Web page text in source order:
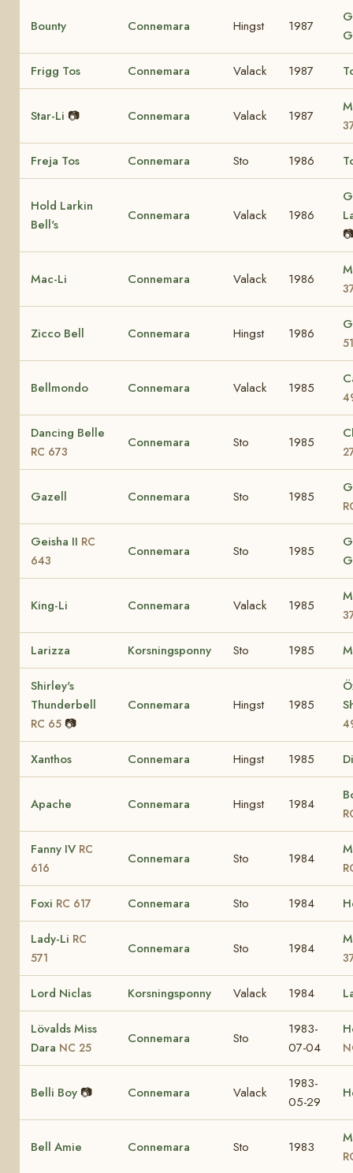
Bounty Connemara Hingst 1987
Frigg Tos Connemara Valack 1987
Star-Li 📷 Connemara Valack 1987
Freja Tos Connemara Sto 1986
Hold Larkin
Bell's
Connemara Valack 1986
Mac-Li Connemara Valack 1986
Zicco Bell Connemara Hingst 1986
Bellmondo Connemara Valack 1985
Dancing Belle
RC 673
Connemara Sto 1985
Gazell Connemara Sto 1985
Geisha II RC
643
Connemara Sto 1985
King-Li Connemara Valack 1985
Larizza Korsningsponny Sto 1985
Shirley's
Thunderbell
RC 65 📷
Connemara Hingst 1985
Xanthos Connemara Hingst 1985
Apache Connemara Hingst 1984
Fanny IV RC
616
Connemara Sto 1984
Foxi RC 617 Connemara Sto 1984
Lady-Li RC
571
Connemara Sto 1984
Lord Niclas Korsningsponny Valack 1984
Lövalds Miss
Dara NC 25
Connemara Sto
1983-
07-04
Belli Boy 📷 Connemara Valack
1983-
05-29
Bell Amie Connemara Sto 1983